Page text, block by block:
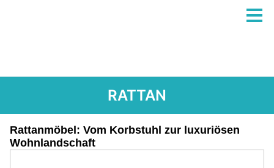
RATTAN
Rattanmöbel: Vom Korbstuhl zur luxuriösen
Wohnlandschaft